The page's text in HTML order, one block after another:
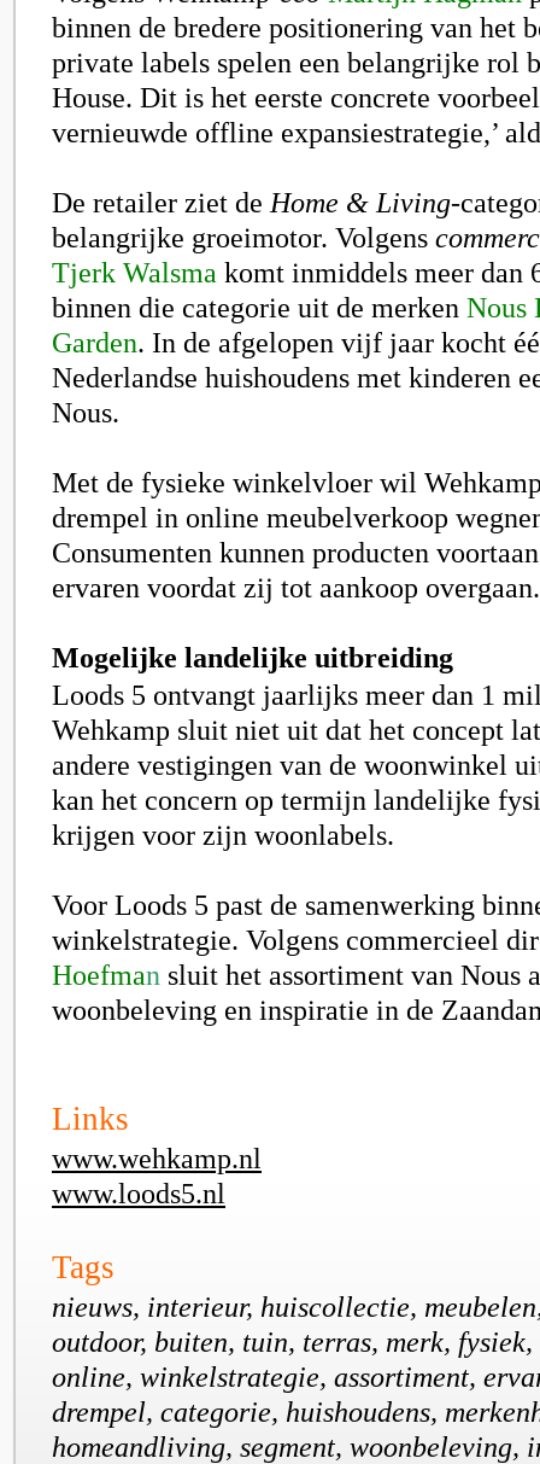
binnen de bredere positionering van het
private labels spelen een belangrijke rol
House. Dit is het eerste concrete
vernieuwde offline expansiestrategie,’
De retailer ziet de Home & Living-
belangrijke groeimotor. Volgens
Tjerk Walsma komt inmiddels meer dan
binnen die categorie uit de merken Nous
Garden. In de afgelopen vijf jaar kocht
Nederlandse huishoudens met kinderen
Nous.
Met de fysieke winkelvloer wil
drempel in online meubelverkoop
Consumenten kunnen producten
ervaren voordat zij tot aankoop overgaan.
Mogelijke landelijke uitbreiding
Loods 5 ontvangt jaarlijks meer dan 1
Wehkamp sluit niet uit dat het concept
andere vestigingen van de woonwinkel
kan het concern op termijn landelijke
krijgen voor zijn woonlabels.
Voor Loods 5 past de samenwerking
winkelstrategie. Volgens commercieel
Hoefman sluit het assortiment van Nous
woonbeleving en inspiratie in de
Links
www.wehkamp.nl
www.loods5.nl
Tags
nieuws, interieur, huiscollectie,
outdoor, buiten, tuin, terras, merk,
online, winkelstrategie, assortiment,
drempel, categorie, huishoudens,
homeandliving, segment, woonbeleving,